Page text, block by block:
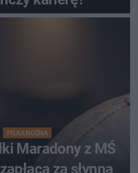
PIŁKA NOŻNA
Maradony z MŚ
za słynną